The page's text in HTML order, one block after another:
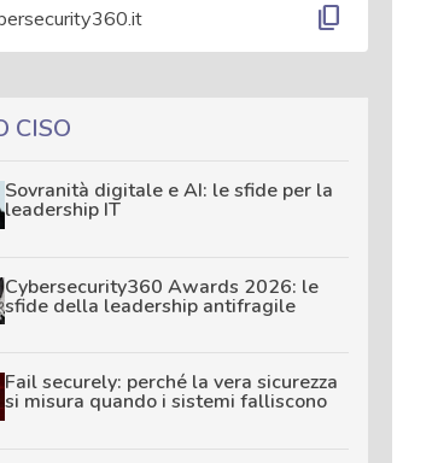
content_copy
CISO
Sovranità digitale e AI: le sfide per la
leadership IT
Cybersecurity360 Awards 2026: le
sfide della leadership antifragile
Fail securely: perché la vera sicurezza
si misura quando i sistemi falliscono